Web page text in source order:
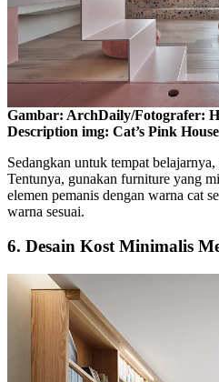
Gambar: ArchDaily/Fotografer:
Description img: Cat’s Pink
Sedangkan untuk tempat
Tentunya, gunakan furniture yang
elemen pemanis dengan warna cat
warna sesuai.
6. Desain Kost Minimalis